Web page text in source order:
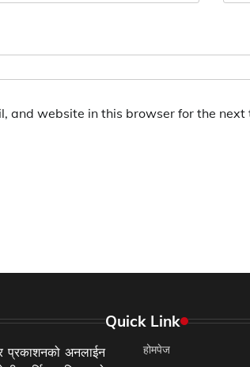
and website in this browser for the next
प्रकाशनको अनलाईन
Quick Link
होमपेज